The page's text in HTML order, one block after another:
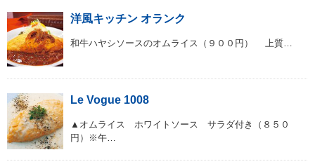
洋風キッチン オランク
和牛ハヤシソースのオムライス（９００円） 上質…
Le Vogue 1008
▲オムライス ホワイトソース サラダ付き（８５０
円）※午…